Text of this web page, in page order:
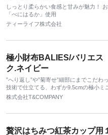
しっとり柔らかい食感と甘みが魅力！
「べにはるか」使用
ティーライフ株式会社
極小財布BALIES/バリエ
ク.ネイビー
”へり返し”や”菊寄せ”細部にまでこだわ
技術で仕立てる、わずか9.5cmの極小ミ
株式会社T&COMPANY
贅沢はちみつ紅茶カップ用